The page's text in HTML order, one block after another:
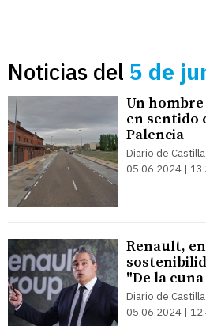
Noticias del 5 de
Un
en sentido
Palencia
Diario de
05.06.2024 |
Renault,
"De la
Diario de
05.06.2024 |